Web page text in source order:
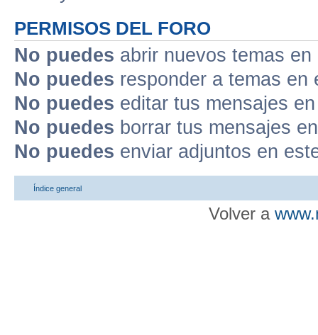
PERMISOS DEL FORO
No puedes abrir nuevos temas
No puedes responder a temas en
No puedes editar tus mensajes
No puedes borrar tus mensajes
No puedes enviar adjuntos en
Índice general
Volver a